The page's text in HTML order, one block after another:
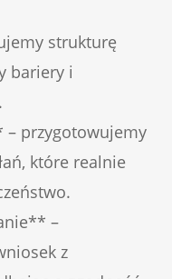
strukturę
bariery i
przygotowujemy
które realnie
–
z